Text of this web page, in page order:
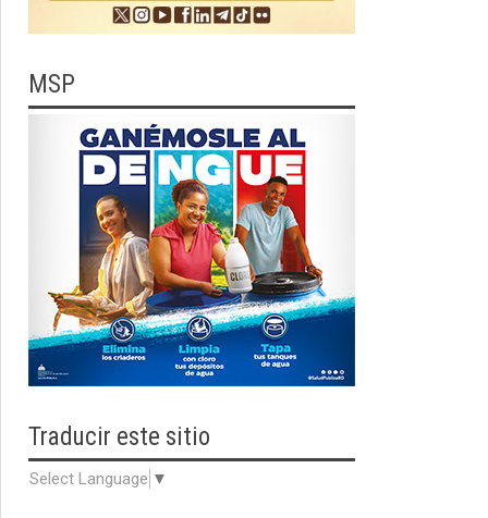
MSP
Traducir este sitio
Select Language ▼